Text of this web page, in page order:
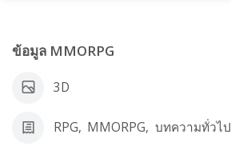
ข้อมูล MMORPG
3D
RPG, MMORPG, บทความทั่วไป